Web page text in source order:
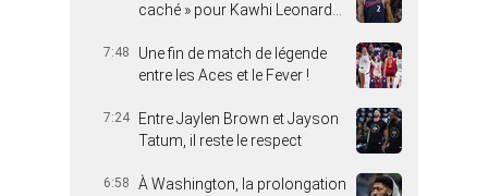
caché » pour Kawhi Leonard…
7:48
Une fin de match de légende
entre les Aces et le Fever !
7:24
Entre Jaylen Brown et Jayson
Tatum, il reste le respect
6:58
À Washington, la prolongation